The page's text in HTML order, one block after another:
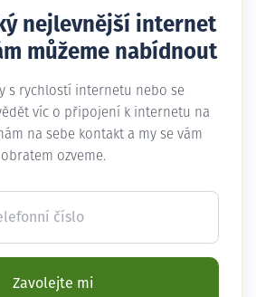
nejlevnější internet
můžeme nabídnout
s rychlostí internetu nebo se
víc o připojení k internetu na
na sebe kontakt a my se vám
obratem ozveme.
číslo
Zavolejte mi